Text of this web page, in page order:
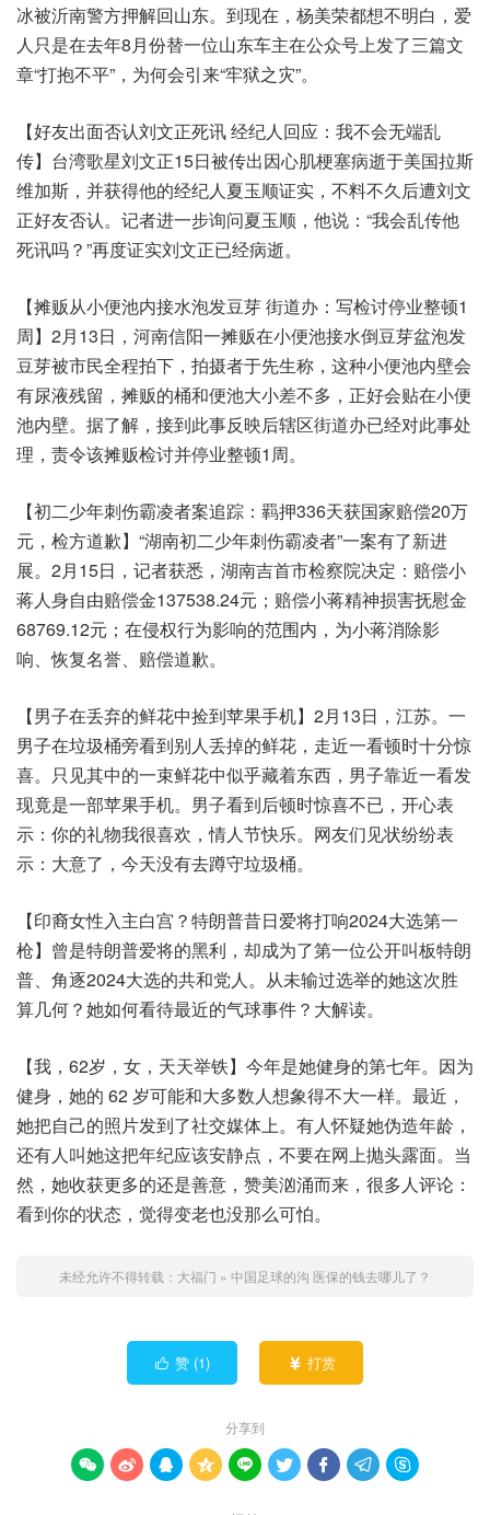
冰被沂南警方押解回山东。到现在，杨美荣都想不明白，爱
人只是在去年8月份替一位山东车主在公众号上发了三篇文
章“打抱不平”，为何会引来“牢狱之灾”。
【好友出面否认刘文正死讯 经纪人回应：我不会无端乱
传】台湾歌星刘文正15日被传出因心肌梗塞病逝于美国拉斯
维加斯，并获得他的经纪人夏玉顺证实，不料不久后遭刘文
正好友否认。记者进一步询问夏玉顺，他说：“我会乱传他
死讯吗？”再度证实刘文正已经病逝。
【摊贩从小便池内接水泡发豆芽 街道办：写检讨停业整顿1
周】2月13日，河南信阳一摊贩在小便池接水倒豆芽盆泡发
豆芽被市民全程拍下，拍摄者于先生称，这种小便池内壁会
有尿液残留，摊贩的桶和便池大小差不多，正好会贴在小便
池内壁。据了解，接到此事反映后辖区街道办已经对此事处
理，责令该摊贩检讨并停业整顿1周。
【初二少年刺伤霸凌者案追踪：羁押336天获国家赔偿20万
元，检方道歉】“湖南初二少年刺伤霸凌者”一案有了新进
展。2月15日，记者获悉，湖南吉首市检察院决定：赔偿小
蒋人身自由赔偿金137538.24元；赔偿小蒋精神损害抚慰金
68769.12元；在侵权行为影响的范围内，为小蒋消除影
响、恢复名誉、赔偿道歉。
【男子在丢弃的鲜花中捡到苹果手机】2月13日，江苏。一
男子在垃圾桶旁看到别人丢掉的鲜花，走近一看顿时十分惊
喜。只见其中的一束鲜花中似乎藏着东西，男子靠近一看发
现竟是一部苹果手机。男子看到后顿时惊喜不已，开心表
示：你的礼物我很喜欢，情人节快乐。网友们见状纷纷表
示：大意了，今天没有去蹲守垃圾桶。
【印裔女性入主白宫？特朗普昔日爱将打响2024大选第一
枪】曾是特朗普爱将的黑利，却成为了第一位公开叫板特朗
普、角逐2024大选的共和党人。从未输过选举的她这次胜
算几何？她如何看待最近的气球事件？大解读。
【我，62岁，女，天天举铁】今年是她健身的第七年。因为
健身，她的 62 岁可能和大多数人想象得不大一样。最近，
她把自己的照片发到了社交媒体上。有人怀疑她伪造年龄，
还有人叫她这把年纪应该安静点，不要在网上抛头露面。当
然，她收获更多的还是善意，赞美汹涌而来，很多人评论：
看到你的状态，觉得变老也没那么可怕。
未经允许不得转载： 大福门 » 中国足球的沟 医保的钱去哪儿了？
 赞 (1)  打赏
分享到
        